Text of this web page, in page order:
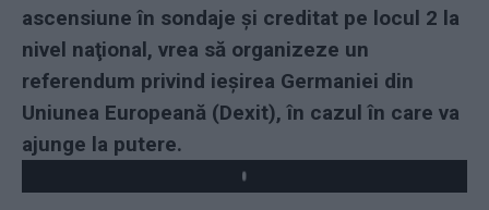
ascensiune în sondaje şi creditat pe locul 2 la
nivel naţional, vrea să organizeze un
referendum privind ieşirea Germaniei din
Uniunea Europeană (Dexit), în cazul în care va
ajunge la putere.
Play